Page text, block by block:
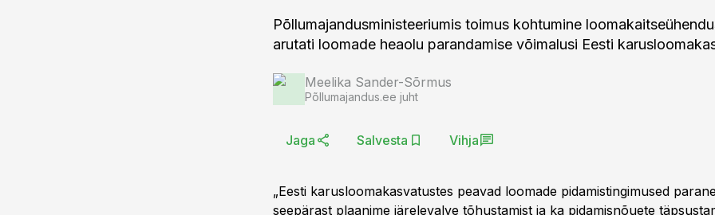
Põllumajandusministeeriumis toimus kohtumine
arutati loomade heaolu parandamise võimalusi Eesti
Meelika Sander-Sõrmus
Põllumajandus.ee juht
Jaga Salvesta Vihja
„Eesti karusloomakasvatustes peavad loomade pidamistingimused
seepärast plaanime järelevalve tõhustamist ja ka pidamisnõuete